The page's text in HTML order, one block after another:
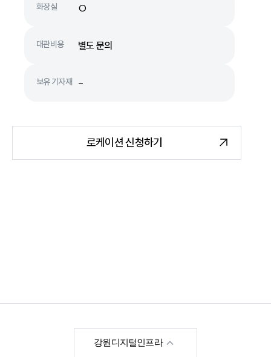
화장실 O
대관비용 별도 문의
보유 기자재 -
로케이션 신청하기
강원디지털인프라
한국영상위원회